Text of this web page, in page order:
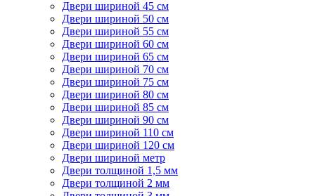
Двери шириной 45 см
Двери шириной 50 см
Двери шириной 55 см
Двери шириной 60 см
Двери шириной 65 см
Двери шириной 70 см
Двери шириной 75 см
Двери шириной 80 см
Двери шириной 85 см
Двери шириной 90 см
Двери шириной 110 см
Двери шириной 120 см
Двери шириной метр
Двери толщиной 1,5 мм
Двери толщиной 2 мм